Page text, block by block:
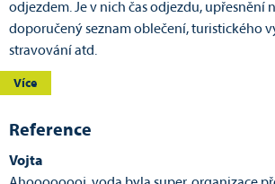
odjezdem. Je v nich čas odjezdu, upřesnění
doporučený seznam oblečení, turistického
stravování atd.
Více
Reference
Vojta